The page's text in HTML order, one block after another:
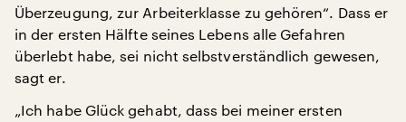
Überzeugung, zur Arbeiterklasse zu gehören“. Dass er
in der ersten Hälfte seines Lebens alle Gefahren
überlebt habe, sei nicht selbstverständlich gewesen,
sagt er.
„Ich habe Glück gehabt, dass bei meiner ersten